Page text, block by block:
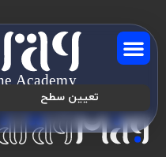
تعیین سطح